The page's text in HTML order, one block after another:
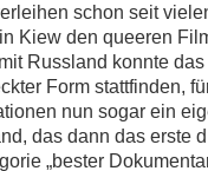
schon seit
Kiew den queeren
Russland konnte
Form stattfinden,
nun sogar ein
das dann das erste
„bester